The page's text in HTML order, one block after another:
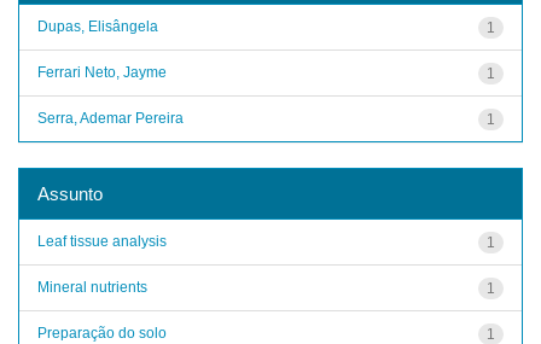
1
Dupas, Elisângela
1
Ferrari Neto, Jayme
1
Serra, Ademar Pereira
Assunto
1
Leaf tissue analysis
1
Mineral nutrients
1
Preparação do solo